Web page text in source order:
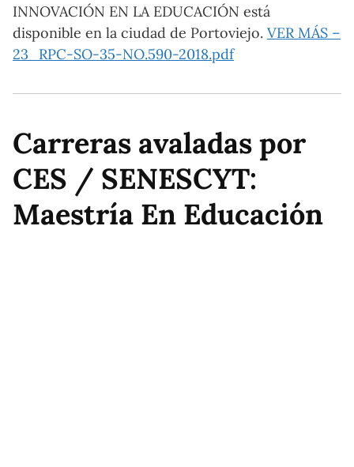
INNOVACIÓN EN LA EDUCACIÓN está
disponible en la ciudad de Portoviejo. VER MÁS –
23_RPC-SO-35-NO.590-2018.pdf
Carreras avaladas por
CES / SENESCYT:
Maestría En Educación